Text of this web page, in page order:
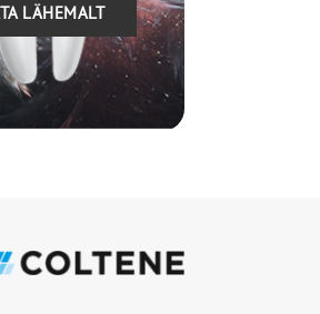
LÄHEMALT